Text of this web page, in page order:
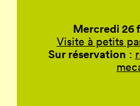
Mercredi 26
Visite à petits
Sur réservation :